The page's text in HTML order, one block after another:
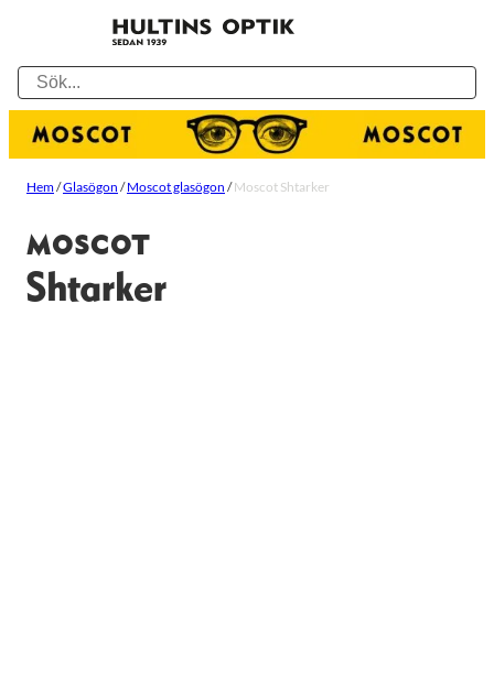
Hem/Glasögon /Moscot glasögon /Moscot Shtarker
MOSCOT
Shtarker